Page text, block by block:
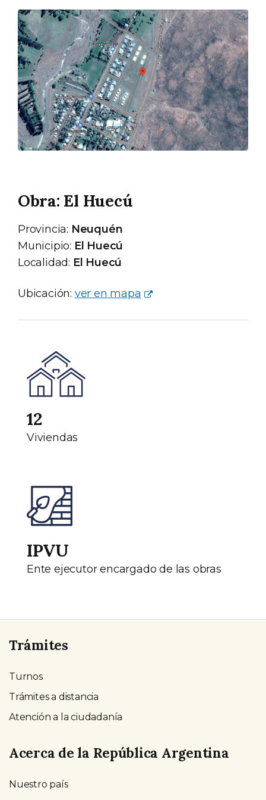
Obra: El Huecú
Provincia: Neuquén
Municipio: El Huecú
Localidad: El Huecú
Ubicación: ver en mapa
12
Viviendas
IPVU
Ente ejecutor encargado de las obras
Trámites
Turnos
Trámites a distancia
Atención a la ciudadanía
Acerca de la República Argentina
Nuestro país